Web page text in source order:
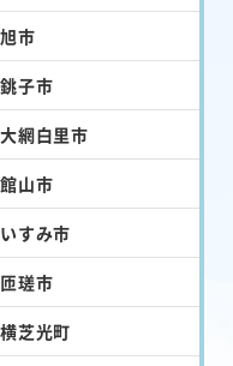
旭市
銚子市
大網白里市
館山市
いすみ市
匝瑳市
横芝光町